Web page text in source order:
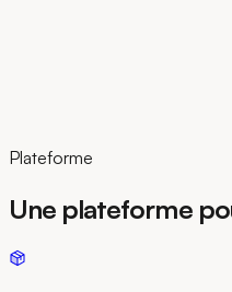
Plateforme
Une plateforme